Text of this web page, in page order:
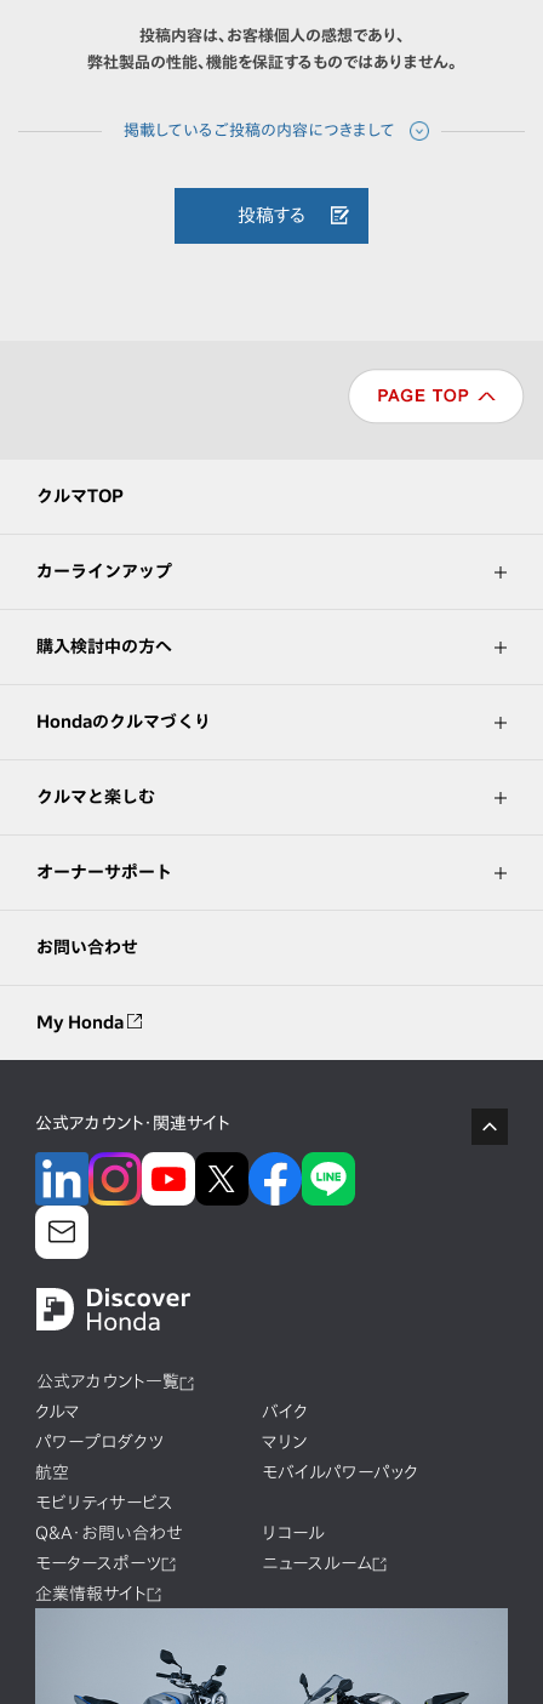
投稿内容は、お客様個人の感想であり、
弊社製品の性能、機能を保証するものではありません。
投稿する
クルマTOP
カーラインアップ
購入検討中の方へ
Hondaのクルマづくり
クルマと楽しむ
オーナーサポート
お問い合わせ
My Honda
公式アカウント・関連サイト
公式アカウント一覧
クルマ
バイク
パワープロダクツ
マリン
航空
モバイルパワーパック
モビリティサービス
Q&A・お問い合わせ
リコール
モータースポーツ
ニュースルーム
企業情報サイト